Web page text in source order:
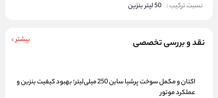
نسبت ترکیب : 50 لیتر بنزین
نقد و بررسی تخصصی بیشتر
اکتان و مکمل سوخت پرشیا ساین 250 میلی‌لیتر؛ بهبود کیفیت بنزین و
عملکرد موتور